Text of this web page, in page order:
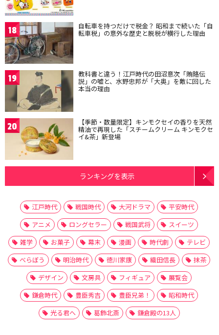
18 自転車を持つだけで税金？ 昭和まで続いた「自
転車税」の意外な歴史と脱税が横行した理由
19 教科書と違う！江戸時代の田沼意次「賄賂伝
説」の嘘と、水野忠邦が「大奥」を敵に回した
本当の理由
20 【季節・数量限定】キンモクセイの香りを天然
精油で再現した「スチームクリーム キンモクセ
イ&茶」新登場
ランキングを表示
江戸時代 戦国時代 大河ドラマ
平安時代
アニメ
ロングセラー 戦国武将
スイーツ
雑学
お菓子 幕末 漫画 時代劇
テレビ
べらぼう
明治時代 徳川家康 織田信長
抹茶
デザイン
文房具 フィギュア
展覧会
鎌倉時代
豊臣秀吉 豊臣兄弟！
昭和時代
光る君へ
葛飾北斎 鎌倉殿の13人